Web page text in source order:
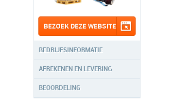
BEZOEK DEZE WEBSITE
BEDRIJFSINFORMATIE
AFREKENEN EN LEVERING
BEOORDELING